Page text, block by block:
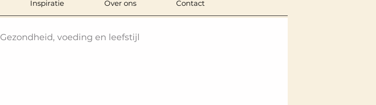
Inspiratie Over ons Contact
Gezondheid, voeding en leefstijl